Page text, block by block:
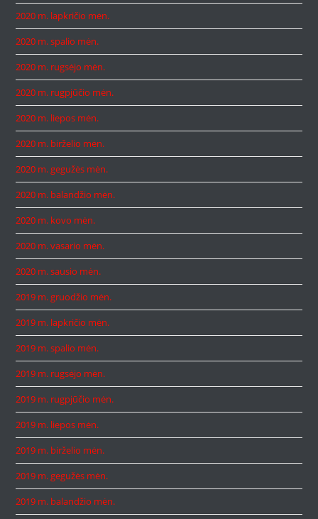
2020 m. lapkričio mėn.
2020 m. spalio mėn.
2020 m. rugsėjo mėn.
2020 m. rugpjūčio mėn.
2020 m. liepos mėn.
2020 m. birželio mėn.
2020 m. gegužės mėn.
2020 m. balandžio mėn.
2020 m. kovo mėn.
2020 m. vasario mėn.
2020 m. sausio mėn.
2019 m. gruodžio mėn.
2019 m. lapkričio mėn.
2019 m. spalio mėn.
2019 m. rugsėjo mėn.
2019 m. rugpjūčio mėn.
2019 m. liepos mėn.
2019 m. birželio mėn.
2019 m. gegužės mėn.
2019 m. balandžio mėn.